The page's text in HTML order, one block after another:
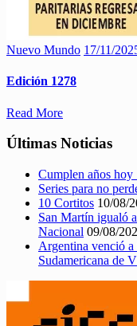
Nuevo Mundo 17/11/
Edición 1278
Read More
Últimas Noticias
Cumplen años hoy
Series para no
10 Cortitos 10/08/
San Martín igualó
Nacional 09/08/
Argentina venció
Sudamericana de